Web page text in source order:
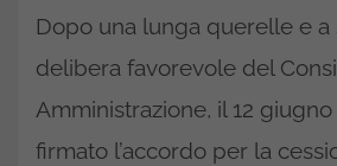
Dopo una lunga querelle e
delibera favorevole del
Amministrazione, il 12
firmato l’accordo per la